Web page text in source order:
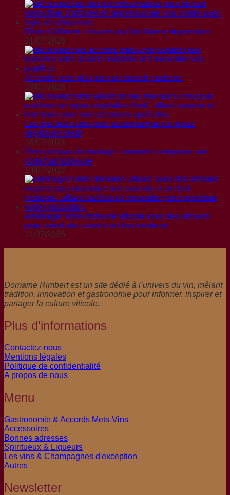
Dîner d’affaires : les vins qui font bonne impression
21/07/2026
Accords mets-vins pour un brunch moderne
18/07/2026
Les meilleurs vins pour accompagner un repas
végétalien festif
15/07/2026
Vins et repas de mariage : comment composer une
carte harmonieuse
14/07/2026
Aménager votre domaine viticole avec des artisans
pour construire cuverie et chai moderne
11/07/2026
Domaine Rimbert est un site dédié à l’univers du vin, mêlant
tradition, innovation et gastronomie pour informer, inspirer et
partager la culture viticole.
Plus d'informations
Contactez-nous
Mentions légales
Politique de confidentialité
A propos de nous
Menu
Gastronomie & Accords Mets-Vins
Accessoires
Bonnes adresses
Spiritueux & Liqueurs
Les vins & Champagnes d'exception
Autres
Newsletter